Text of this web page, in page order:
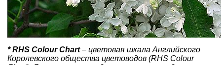
* RHS Colour Chart– цветовая шка­ла Английского
Королевского обще­ства цветоводов (RHS Colour